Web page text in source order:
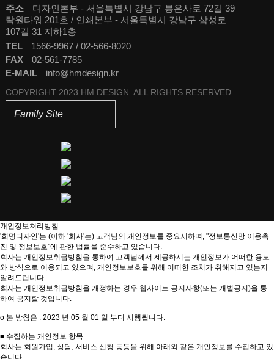
주소
디자인본부 - 서울특별시 강남구 봉은사로 72길 39
락원타워 201호 / 인쇄본부 - 서울특별시 강남구 삼성로
107길 31 지하1층
TEL
1566-9967 / 02-566-8020
FAX
02-561-7785
E-MAIL
info@hmdesign.kr
COPYRIGHT 2023 HM DESIGN. ALL RIGHTS RESERVED.
Family Site
개인정보처리방침
'희명디자인'는 (이하 '회사'는) 고객님의 개인정보를 중요시하며, "정보통신망 이용촉
진 및 정보보호"에 관한 법률을 준수하고 있습니다.
회사는 개인정보취급방침을 통하여 고객님께서 제공하시는 개인정보가 어떠한 용도
와 방식으로 이용되고 있으며, 개인정보보호를 위해 어떠한 조치가 취해지고 있는지
알려드립니다.
회사는 개인정보취급방침을 개정하는 경우 웹사이트 공지사항(또는 개별공지)을 통
하여 공지할 것입니다.
ο 본 방침은 : 2023 년 05 월 01 일 부터 시행됩니다.
■ 수집하는 개인정보 항목
회사는 회원가입, 상담, 서비스 신청 등등을 위해 아래와 같은 개인정보를 수집하고 있
습니다.